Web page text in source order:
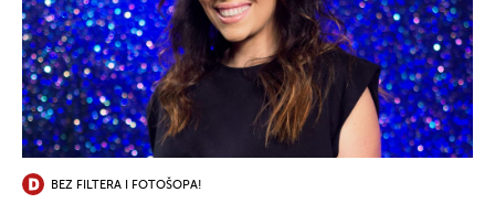
BEZ FILTERA I FOTOŠOPA!
UKLJUČITE NOTIFIKACIJE